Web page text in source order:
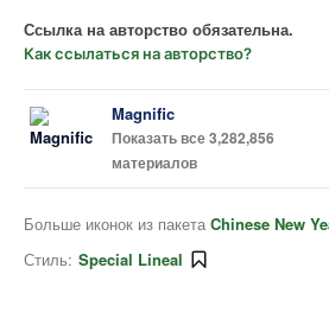
Ссылка на авторство обязательна.
Как ссылаться на авторство?
Magnific
Показать все 3,282,856
материалов
Больше иконок из пакета Chinese New
Стиль: Special Lineal